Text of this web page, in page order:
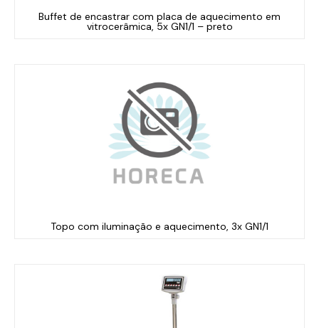
Buffet de encastrar com placa de aquecimento em
vitrocerâmica, 5x GN1/1 – preto
Topo com iluminação e aquecimento, 3x GN1/1